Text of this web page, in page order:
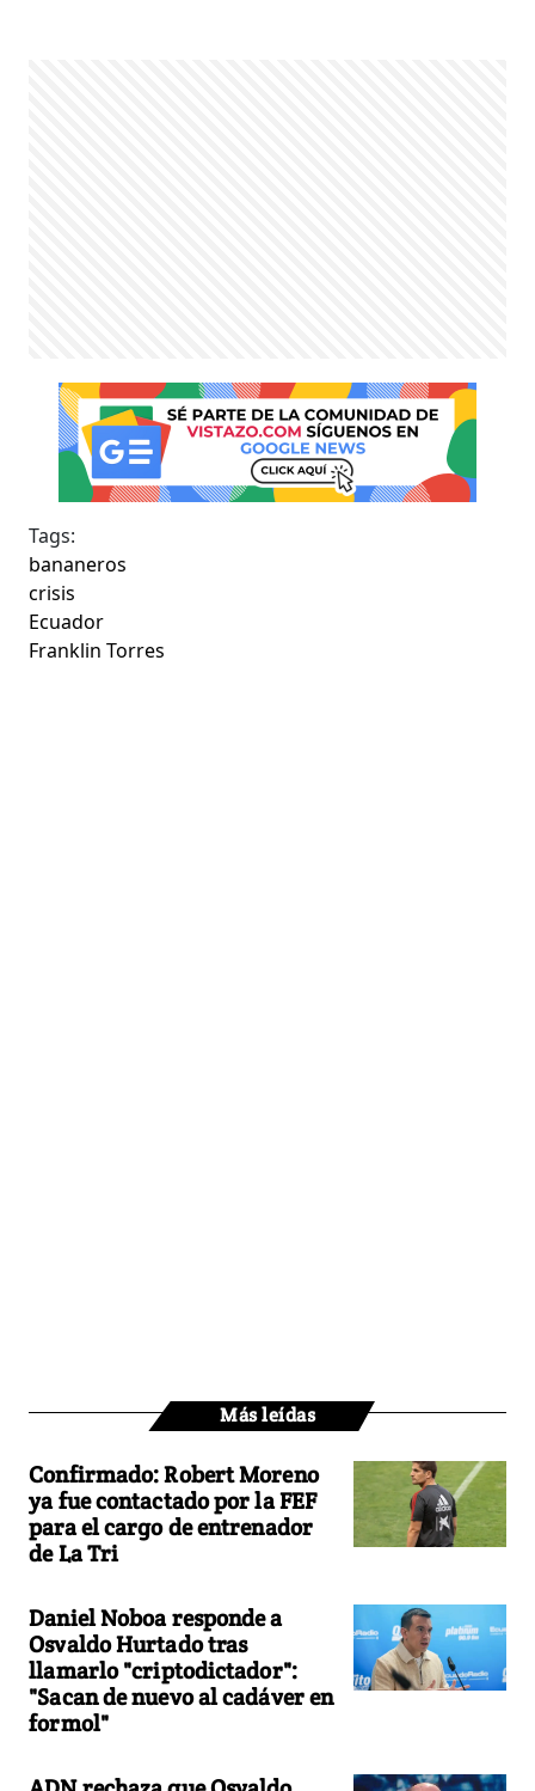
Tags:
bananeros
crisis
Ecuador
Franklin Torres
Más leídas
Confirmado: Robert Moreno
ya fue contactado por la FEF
para el cargo de entrenador
de La Tri
Daniel Noboa responde a
Osvaldo Hurtado tras
llamarlo "criptodictador":
"Sacan de nuevo al cadáver en
formol"